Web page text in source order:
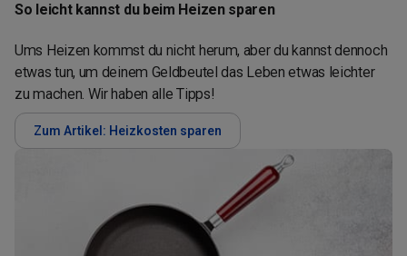
So leicht kannst du beim Heizen sparen
Ums Heizen kommst du nicht herum, aber du kannst dennoch
etwas tun, um deinem Geldbeutel das Leben etwas leichter
zu machen. Wir haben alle Tipps!
Zum Artikel: Heizkosten sparen